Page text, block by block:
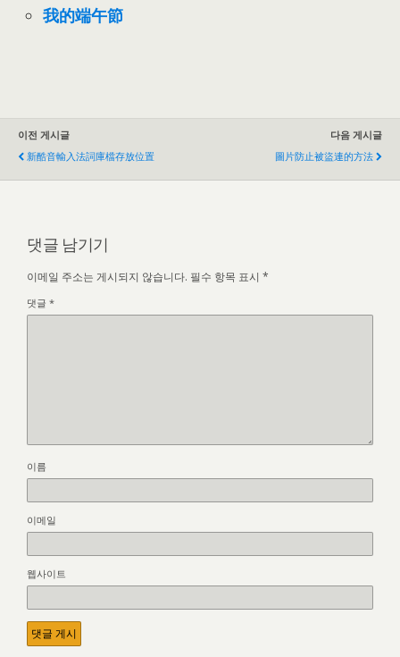
我的端午節
이전 게시글
新酷音輸入法詞庫檔存放位置
다음 게시글
圖片防止被盜連的方法
댓글 남기기
이메일 주소는 게시되지 않습니다. 필수 항목 표시 *
댓글 *
이름
이메일
웹사이트